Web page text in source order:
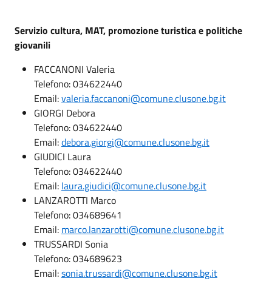
Servizio cultura, MAT, promozione turistica e politiche
giovanili
FACCANONI Valeria
Telefono: 034622440
Email:valeria.faccanoni@comune.clusone.bg.it
GIORGI Debora
Telefono: 034622440
Email:debora.giorgi@comune.clusone.bg.it
GIUDICI Laura
Telefono: 034622440
Email: laura.giudici@comune.clusone.bg.it
LANZAROTTI Marco
Telefono: 034689641
Email: marco.lanzarotti@comune.clusone.bg.it
TRUSSARDI Sonia
Telefono: 034689623
Email:sonia.trussardi@comune.clusone.bg.it